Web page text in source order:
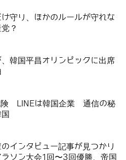
守り、ほかのルールが守れな
？
韓国平昌オリンピックに出席
険 LINEは韓国企業 通信の秘
インタビュー記事が見つかり
ソン大会1回〜3回優勝、帝国